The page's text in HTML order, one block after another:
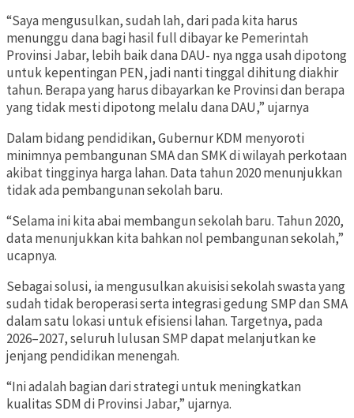
“Saya mengusulkan, sudah lah, dari pada kita harus
menunggu dana bagi hasil full dibayar ke Pemerintah
Provinsi Jabar, lebih baik dana DAU- nya ngga usah dipotong
untuk kepentingan PEN, jadi nanti tinggal dihitung diakhir
tahun. Berapa yang harus dibayarkan ke Provinsi dan berapa
yang tidak mesti dipotong melalu dana DAU,” ujarnya
Dalam bidang pendidikan, Gubernur KDM menyoroti
minimnya pembangunan SMA dan SMK di wilayah perkotaan
akibat tingginya harga lahan. Data tahun 2020 menunjukkan
tidak ada pembangunan sekolah baru.
“Selama ini kita abai membangun sekolah baru. Tahun 2020,
data menunjukkan kita bahkan nol pembangunan sekolah,”
ucapnya.
Sebagai solusi, ia mengusulkan akuisisi sekolah swasta yang
sudah tidak beroperasi serta integrasi gedung SMP dan SMA
dalam satu lokasi untuk efisiensi lahan. Targetnya, pada
2026–2027, seluruh lulusan SMP dapat melanjutkan ke
jenjang pendidikan menengah.
“Ini adalah bagian dari strategi untuk meningkatkan
kualitas SDM di Provinsi Jabar,” ujarnya.